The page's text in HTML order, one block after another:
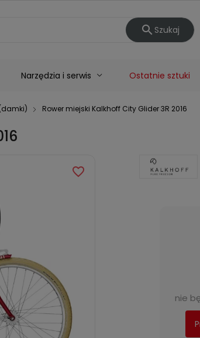
 Szukaj
Narzędzia i serwis Ostatnie sztuki
Rower miejski Kalkhoff City Glider 3R 2016
favorite_border
nie